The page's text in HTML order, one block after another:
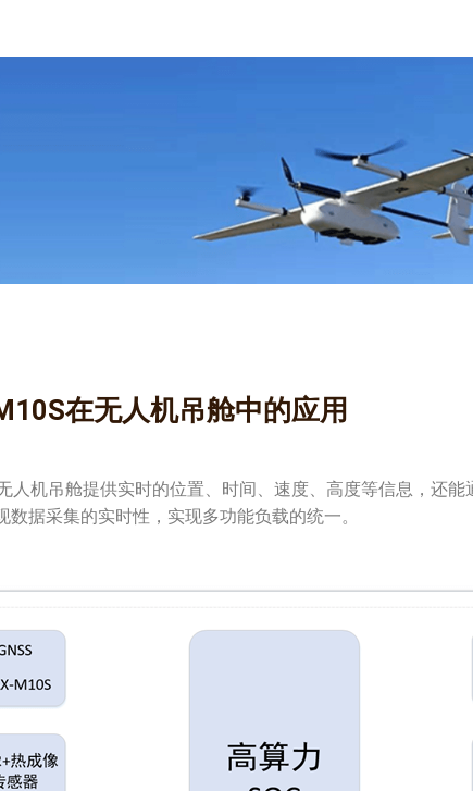
在无人机吊舱中的应用
人机吊舱提供实时的位置、时间、速度、高度等信息，还能
数据采集的实时性，实现多功能负载的统一。